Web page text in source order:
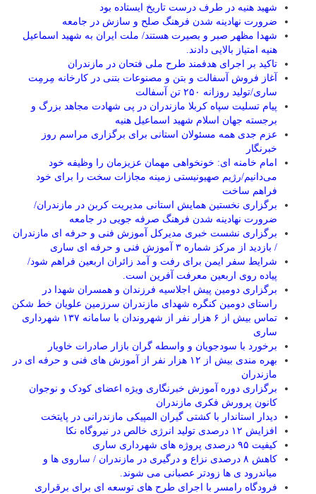
شهید هنیه در طرف درست تاریخ ایستاده بود
ضرورت نهادینه شدن فرهنگ صلح و سازش در جامعه
شهدا مظهر صبر و بصیرت هستند/ ملت ایران به شهید اسماعیل
هنیه امتیاز بالایی دادند.
تاکید بر اجرای هدفمند طرح ملی فتحان در مازندران
آغاز فروش آسفالت و بتن و مصنوعات بتنی در کارخانه مِرمِت
ساری/تولید روزانه ۲۵۰ تن آسفالت
پیام تسلیت سپاه کربلا مازندران در پی شهادت مجاهد بزرگ و
برجسته جهان اسلام شهید اسماعیل هنیه
عزم جدی همه مسئولان استانی برای برگزاری مراسم روز
خبرنگار
امام خامنه ای: خونخواهی مهمان عزیزمان را وظیفه خود
می‌دانیم/رژیم صهیونیستی زمینه مجازات سخت را برای خود
فراهم ساخت
برگزاری نخستین همایش استانی مدیریت کربن در مازندران/
ضرورت نهادینه شدن فرهنگ صرفه جویی در جامعه
برگزاری نشست خبری مدیرکل آموزش فنی و حرفه ای مازندران
/ بازدید از مرکز شماره ۳ آموزش فنی و حرفه ای ساری
شرایط سفر ایمن برای رفت و آمد زائران اربعین فراهم شود/
پیاده روی اربعین معرفت آفرین است.
برگزاری دومین پیش اجلاسیه فرزندان و همسران شهدا در
راستای دومین کنگره شهدای مازندران سرزمین علویان خط شکن
تماس بیش از ۶ هزار نفر از شهروندان با سامانه ۱۳۷ شهرداری
ساری
برخورد با سودجویان و واسطه گران بازار صادرات خاویار
بهره مندی بیش از ۱۲ هزار نفر از آموزش های فنی و حرفه ای در
مازندران
برگزاری دوره آموزش خبرنگاری ویژه اعضای کودک و نوجوان
کانون پرورش فکری مازندران
دیدار استاندار با کشتی گیران المپیکی مازندرانی در پایتخت
افزایش ۱۲ درصدی تولید انرژی خالص در نیروگاه نکا
کیفیت ۹۵ درصدی پروژه های شهرداری ساری
کاهش ۸ درصدی نزاع و درگیری در مازندران / ساروی ها و
میاندرود ی ها زودتر عصبانی می شوند.
فرودگاه رامسر با اجرای طرح های توسعه ای برای برقراری